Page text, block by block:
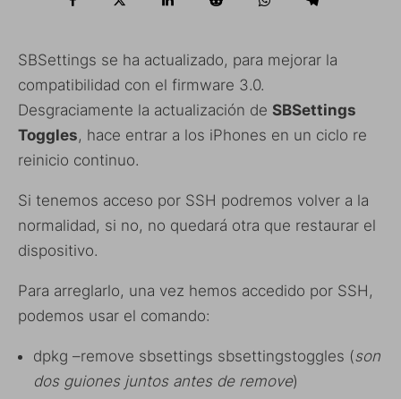
SBSettings se ha actualizado, para mejorar la
compatibilidad con el firmware 3.0.
Desgraciamente la actualización de SBSettings
Toggles, hace entrar a los iPhones en un ciclo re
reinicio continuo.
Si tenemos acceso por SSH podremos volver a la
normalidad, si no, no quedará otra que restaurar el
dispositivo.
Para arreglarlo, una vez hemos accedido por SSH,
podemos usar el comando:
dpkg –remove sbsettings sbsettingstoggles (son
dos guiones juntos antes de remove)